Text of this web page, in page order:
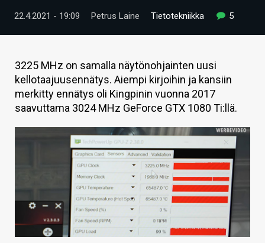
VIDEOT
TECHBBS
TIETOA
HINTA.FI
KAUPPA
22.4.2021 - 19:09 Petrus Laine Tietotekniikka 5
3225 MHz on samalla näytönohjainten uusi
kellotaajuusennätys. Aiempi kirjoihin ja kansiin
merkitty ennätys oli Kingpinin vuonna 2017
saavuttama 3024 MHz GeForce GTX 1080 Ti:llä.